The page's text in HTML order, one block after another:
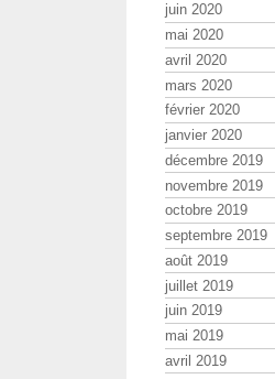
juin 2020
mai 2020
avril 2020
mars 2020
février 2020
janvier 2020
décembre 2019
novembre 2019
octobre 2019
septembre 2019
août 2019
juillet 2019
juin 2019
mai 2019
avril 2019